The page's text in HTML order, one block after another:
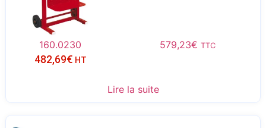
160.0230 579,23€ TTC
482,69€ HT
Lire la suite